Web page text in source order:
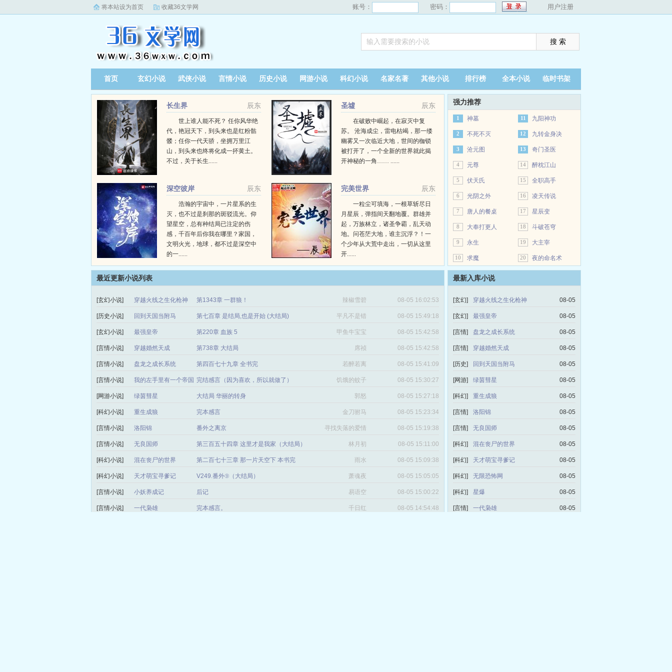
将本站设为首页 收藏36文学网 账号： 密码： 用户注册
首页 玄幻小说 武侠小说 言情小说 历史小说 网游小说 科幻小说 名家名著 其他小说 排行榜 全本小说 临时书架
辰东
长生界
世上谁人能不死？ 任你风华绝
代，艳冠天下，到头来也是红粉骷
髅；任你一代天骄，坐拥万里江
山，到头来也终将化成一抔黄土。
不过，关于长生......
辰东
圣墟
在破败中崛起，在寂灭中复
苏。 沧海成尘，雷电枯竭，那一缕
幽雾又一次临近大地，世间的枷锁
被打开了，一个全新的世界就此揭
开神秘的一角…… ......
辰东
深空彼岸
浩瀚的宇宙中，一片星系的生
灭，也不过是刹那的斑驳流光。仰
望星空，总有种结局已注定的伤
感，千百年后你我在哪里？家国，
文明火光，地球，都不过是深空中
的一......
辰东
完美世界
一粒尘可填海，一根草斩尽日
月星辰，弹指间天翻地覆。群雄并
起，万族林立，诸圣争霸，乱天动
地。问苍茫大地，谁主沉浮？！一
个少年从大荒中走出，一切从这里
开......
强力推荐
1 神墓
2 不死不灭
3 沧元图
4 元尊
5 伏天氏
6 光阴之外
7 唐人的餐桌
8 大奉打更人
9 永生
10 求魔
11 九阳神功
12 九转金身决
13 奇门圣医
14 醉枕江山
15 全职高手
16 凌天传说
17 星辰变
18 斗破苍穹
19 大主宰
20 夜的命名术
最近更新小说列表
[玄幻小说] 穿越火线之生化枪神 第1343章 一群狼！ 辣椒雪碧 08-05 16:02:53
[历史小说] 回到天国当附马 第七百章 是结局,也是开始 (大结局) 平凡不是错 08-05 15:49:18
[玄幻小说] 最强皇帝 第220章 血族 5 甲鱼牛宝宝 08-05 15:42:58
[言情小说] 穿越婚然天成 第738章 大结局 席祯 08-05 15:42:58
[言情小说] 盘龙之成长系统 第四百七十九章 全书完 若醉若离 08-05 15:41:09
[言情小说] 我的左手里有一个帝国 完结感言（因为喜欢，所以就做了） 饥饿的蚊子 08-05 15:30:27
[网游小说] 绿茵彗星 大结局 华丽的转身 郭怒 08-05 15:27:18
[科幻小说] 重生成狼 完本感言 金刀驸马 08-05 15:23:34
[言情小说] 洛阳锦 番外之离京 寻找失落的爱情 08-05 15:19:38
[言情小说] 无良国师 第三百五十四章 这里才是我家（大结局） 林月初 08-05 15:11:00
[科幻小说] 混在丧尸的世界 第二百七十三章 那一片天空下 本书完 雨水 08-05 15:09:38
[科幻小说] 天才萌宝寻爹记 V249.番外⑨（大结局） 萧魂夜 08-05 15:05:05
[言情小说] 小妖养成记 后记 易语空 08-05 15:00:22
[言情小说] 一代枭雄 完本感言。 千日红 08-05 14:54:48
最新入库小说
[玄幻] 穿越火线之生化枪神 08-05
[玄幻] 最强皇帝 08-05
[言情] 盘龙之成长系统 08-05
[言情] 穿越婚然天成 08-05
[历史] 回到天国当附马 08-05
[网游] 绿茵彗星 08-05
[科幻] 重生成狼 08-05
[言情] 洛阳锦 08-05
[言情] 无良国师 08-05
[科幻] 混在丧尸的世界 08-05
[科幻] 天才萌宝寻爹记 08-05
[科幻] 无限恐怖网 08-05
[科幻] 星爆 08-05
[言情] 一代枭雄 08-05